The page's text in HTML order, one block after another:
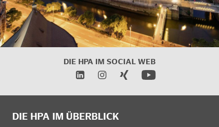
DIE HPA IM SOCIAL WEB
DIE HPA IM ÜBERBLICK